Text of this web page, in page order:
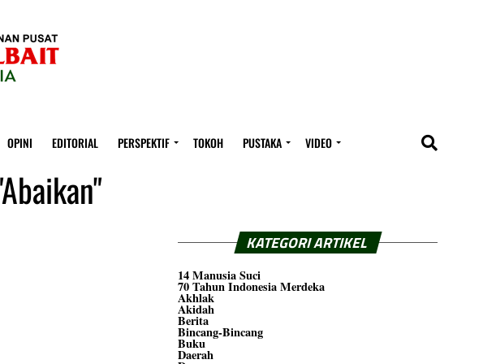
OPINI EDITORIAL PERSPEKTIF TOKOH PUSTAKA VIDEO
KATEGORI ARTIKEL
14 Manusia Suci
70 Tahun Indonesia Merdeka
Akhlak
Akidah
Berita
Bincang-Bincang
Buku
Daerah